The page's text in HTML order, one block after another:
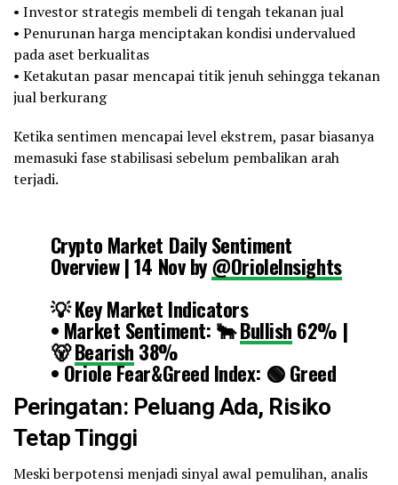
• Investor strategis membeli di tengah tekanan jual
• Penurunan harga menciptakan kondisi undervalued
pada aset berkualitas
• Ketakutan pasar mencapai titik jenuh sehingga tekanan
jual berkurang
Ketika sentimen mencapai level ekstrem, pasar biasanya
memasuki fase stabilisasi sebelum pembalikan arah
terjadi.
Crypto Market Daily Sentiment
Overview | 14 Nov by@OrioleInsights
💡 Key Market Indicators
• Market Sentiment: 🐂Bullish 62% |
🐻Bearish 38%
• Oriole Fear&Greed Index: 🟢 Greed
59.5
• TotalMarket Cap: $3.45T (-6.34%)
•$BTCPrice: $96,561 (-6.34%)
• Dominance:…
pic.twitter.com/jd0sZPouRF
Peringatan: Peluang Ada, Risiko
Tetap Tinggi
Meski berpotensi menjadi sinyal awal pemulihan, analis